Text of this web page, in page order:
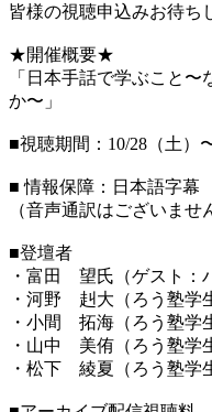
皆様の視聴申込みお待ち
★開催概要★
「日本手話で学ぶこと
か〜」
■視聴期間：10/28（土）
■ 情報保障：日本語字幕
（音声通訳はございませ
■登壇者
・富田 望氏（ゲスト：
・河野 赳大（ろう塾学
・小間 拓海（ろう塾学
・山中 美侑（ろう塾学
・松下 綾夏（ろう塾学